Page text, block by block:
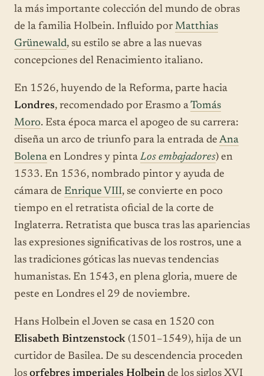
la más importante colección del mundo de obras
de la familia Holbein. Influido por Matthias
Grünewald, su estilo se abre a las nuevas
concepciones del Renacimiento italiano.
En 1526, huyendo de la Reforma, parte hacia
Londres, recomendado por Erasmo aTomás
Moro. Esta época marca el apogeo de su carrera:
diseña un arco de triunfo para la entrada de Ana
Bolena en Londres y pintaLos embajadores) en
1533. En 1536, nombrado pintor y ayuda de
cámara de Enrique VIII, se convierte en poco
tiempo en el retratista oficial de la corte de
Inglaterra. Retratista que busca tras las apariencias
las expresiones significativas de los rostros, une a
las tradiciones góticas las nuevas tendencias
humanistas. En 1543, en plena gloria, muere de
peste en Londres el 29 de noviembre.
Hans Holbein el Joven se casa en 1520 con
Elisabeth Bintzenstock (1501–1549), hija de un
curtidor de Basilea. De su descendencia proceden